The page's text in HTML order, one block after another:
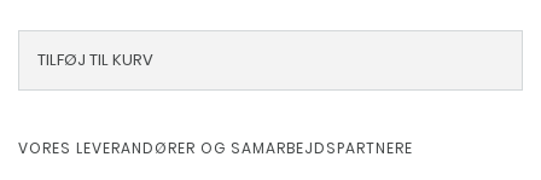
TILFØJ TIL KURV
VORES LEVERANDØRER OG SAMARBEJDSPARTNERE